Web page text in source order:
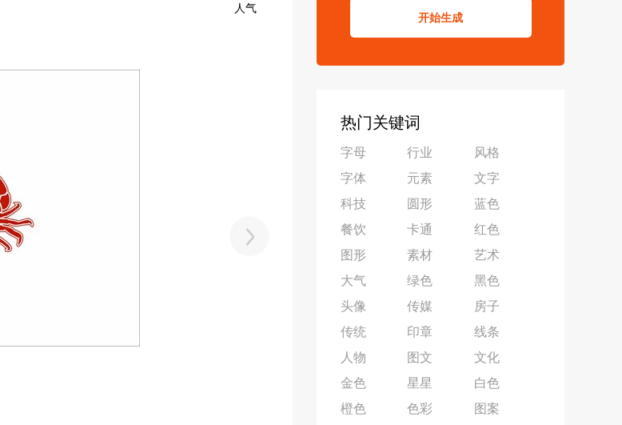
人气
开始生成
热门关键词
字母 行业
风格
字体
元素
文字
科技
圆形
蓝色
餐饮
卡通
红色
图形
素材
艺术
大气
绿色
黑色
头像
传媒
房子
传统
印章
线条
人物
图文
文化
金色
星星
白色
橙色
色彩
图案